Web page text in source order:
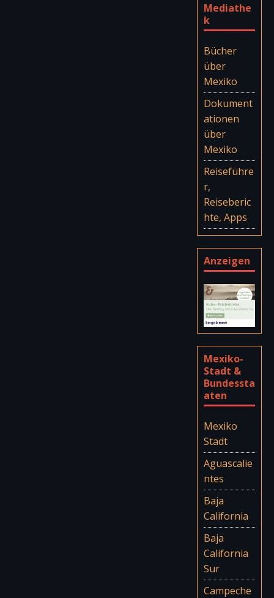
Mediathe
k
Bücher
über
Mexiko
Dokument
ationen
über
Mexiko
Reiseführe
r,
Reiseberic
hte, Apps
Anzeigen
Mexiko-
Stadt &
Bundessta
aten
Mexiko
Stadt
Aguascalie
ntes
Baja
California
Baja
California
Sur
Campeche